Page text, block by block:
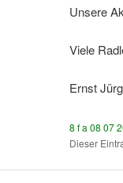
Unsere
Viele
Ernst
8 f a 08 07
Dieser